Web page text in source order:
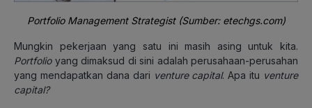
Portfolio Management Strategist (Sumber: etechgs.com)
Mungkin pekerjaan yang satu ini masih asing untuk kita.
Portfolioyang dimaksud di sini adalah perusahaan-perusahan
yang mendapatkan dana dari venture capital. Apa itu venture
capital?